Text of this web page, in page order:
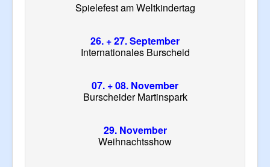
Spielefest am Weltkindertag
26. + 27. September
Internationales Burscheid
07. + 08. November
Burscheider Martinspark
29. November
Weihnachtsshow